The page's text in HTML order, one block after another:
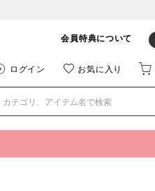
会員特典について
ログイン お気に入り